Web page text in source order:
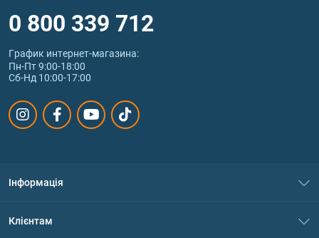
0 800 339 712
График интернет‑магазина:
Пн-Пт 9:00-18:00
Сб-Нд 10:00-17:00
Інформація
Клієнтам